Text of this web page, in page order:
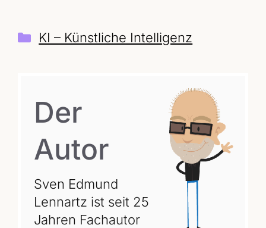
Kategorien
KI – Künstliche Intelligenz
Der
Autor
Sven Edmund
Lennartz ist seit 25
Jahren Fachautor